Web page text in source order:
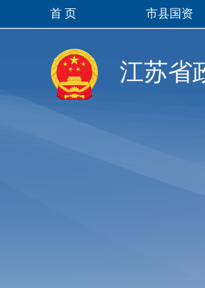
首 页 市县国资
江苏省